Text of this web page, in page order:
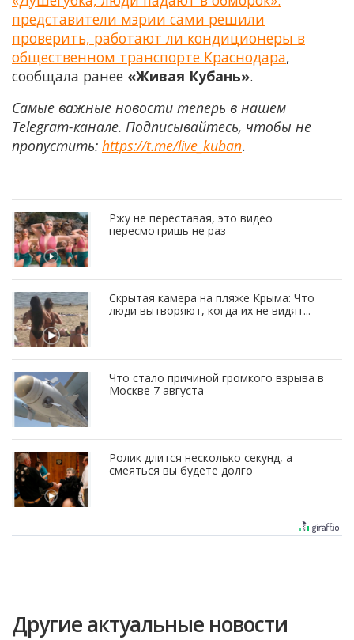
представители мэрии сами решили
проверить, работают ли кондиционеры в
общественном транспорте Краснодара,
сообщала ранее «Живая Кубань».
Самые важные новости теперь в нашем
Telegram-канале. Подписывайтесь, чтобы не
пропустить: https://t.me/live_kuban.
Ржу не переставая, это видео
пересмотришь не раз
Скрытая камера на пляже Крыма: Что
люди вытворяют, когда их не видят...
Что стало причиной громкого взрыва в
Москве 7 августа
Ролик длится несколько секунд, а
смеяться вы будете долго
Другие актуальные новости